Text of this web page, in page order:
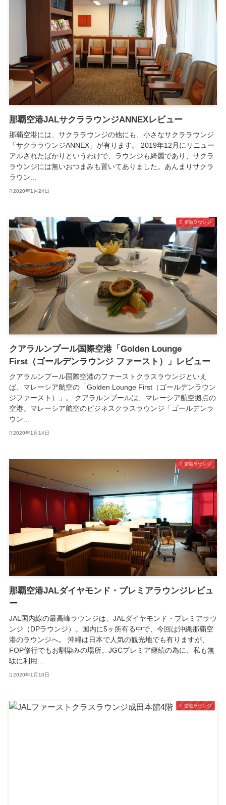
那覇空港JALサクララウンジANNEXレビュー
那覇空港には、サクララウンジの他にも、小さなサクララウンジ
「サクララウンジANNEX」が有ります。 2019年12月にリニュー
アルされたばかりというわけで、ラウンジも綺麗であり、サクラ
ラウンジには無いおつまみも置いてありました。あんまりサクラ
ラウン...
2020年1月24日
空港ラウンジ
クアラルンプール国際空港「Golden Lounge
First（ゴールデンラウンジ ファースト）」レビュー
クアラルンプール国際空港のファーストクラスラウンジといえ
ば、マレーシア航空の「Golden Lounge First（ゴールデンラウン
ジファースト）」。 クアラルンプールは、マレーシア航空拠点の
空港。マレーシア航空のビジネスクラスラウンジ「ゴールデンラ
ウン...
2020年1月14日
空港ラウンジ
那覇空港JALダイヤモンド・プレミアラウンジレビュ
ー
JAL国内線の最高峰ラウンジは、JALダイヤモンド・プレミアラウ
ンジ（DPラウンジ）。国内に5ヶ所有る中で、今回は沖縄那覇空
港のラウンジへ。 沖縄は日本で人気の観光地でも有りますが、
FOP修行でもお馴染みの場所。JGCプレミア継続の為に、私も無
駄に利用...
2020年1月10日
空港ラウンジ